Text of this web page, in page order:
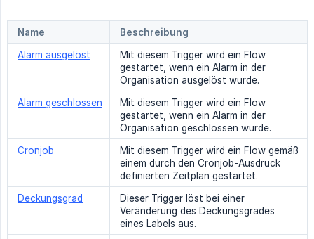
Name
Beschreibung
Alarm ausgelöst
Mit diesem Trigger wird ein Flow
gestartet, wenn ein Alarm in der
Organisation ausgelöst wurde.
Alarm geschlossen
Mit diesem Trigger wird ein Flow
gestartet, wenn ein Alarm in der
Organisation geschlossen wurde.
Cronjob
Mit diesem Trigger wird ein Flow gemäß
einem durch den Cronjob-Ausdruck
definierten Zeitplan gestartet.
Deckungsgrad
Dieser Trigger löst bei einer
Veränderung des Deckungsgrades
eines Labels aus.